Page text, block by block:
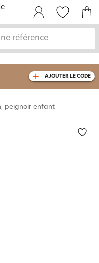
référence
AJOUTER LE CODE
peignoir enfant